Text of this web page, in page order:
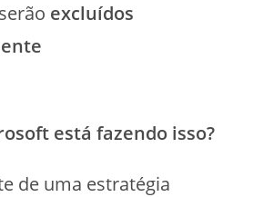
serão excluídos
está fazendo isso?
de uma estratégia